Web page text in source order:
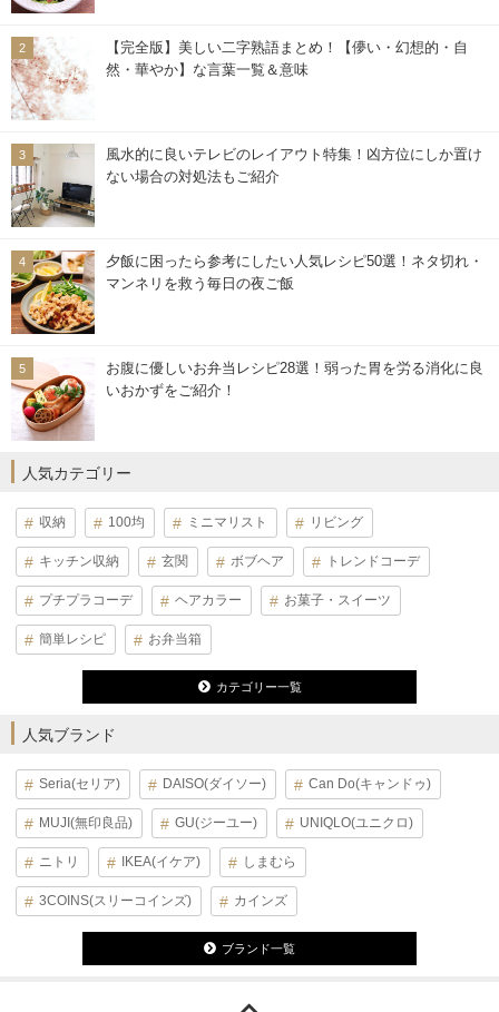
【完全版】美しい二字熟語まとめ！【儚い・幻想的・自
然・華やか】な言葉一覧＆意味
風水的に良いテレビのレイアウト特集！凶方位にしか置け
ない場合の対処法もご紹介
夕飯に困ったら参考にしたい人気レシピ50選！ネタ切れ・
マンネリを救う毎日の夜ご飯
お腹に優しいお弁当レシピ28選！弱った胃を労る消化に良
いおかずをご紹介！
人気カテゴリー
収納 100均 ミニマリスト リビング
キッチン収納 玄関 ボブヘア トレンドコーデ
プチプラコーデ ヘアカラー お菓子・スイーツ
簡単レシピ お弁当箱
カテゴリー一覧
人気ブランド
Seria(セリア) DAISO(ダイソー) Can Do(キャンドゥ)
MUJI(無印良品) GU(ジーユー) UNIQLO(ユニクロ)
ニトリ IKEA(イケア) しまむら
3COINS(スリーコインズ) カインズ
ブランド一覧